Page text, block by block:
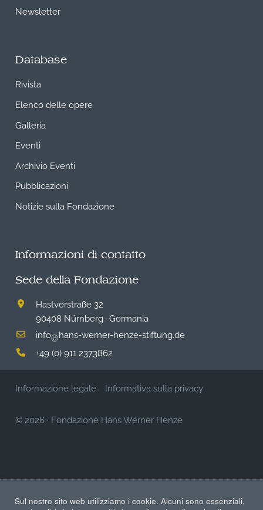
Newsletter
Database
Rivista
Elenco delle opere
Galleria
Eventi
Archivio Eventi
Pubblicazioni
Notizie sulla Fondazione
Informazioni di contatto
Sede della Fondazione
Hastverstraße 32
90408 Nürnberg- Germania
info@hans-werner-henze-stiftung.de
+49 (0) 911 2373862
Informazione legale Informativa sulla privacy
© 2026 · Fondazione Hans Werner Henze
Sul nostro sito web utilizziamo i cookie. Alcuni sono essenziali,